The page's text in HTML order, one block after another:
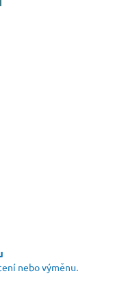
nebo výměnu.